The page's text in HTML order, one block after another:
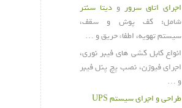
اجرای اتاق سرور ودیتا سنتر
شامل: کف پوش و سقف،
سیستم تهویه، اطفاء حریق و …
انواع کابل کشی های فیبر نوری،
اجرای فیوژن، نصب پچ پنل فیبر
و …
طراحی و اجرای سیستم UPS